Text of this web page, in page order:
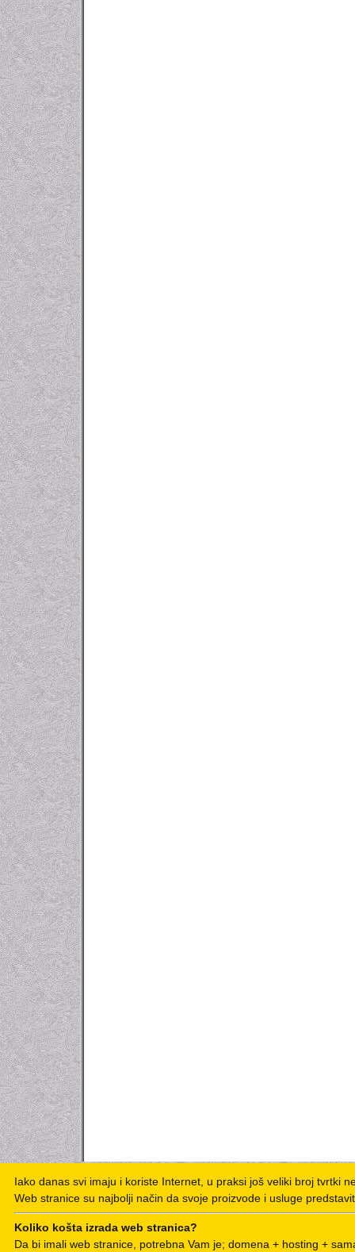
Iako danas svi imaju i koriste Internet, u praksi još veliki broj tvrtki
Web stranice su najbolji način da svoje proizvode i usluge
Koliko košta izrada web stranica?
Da bi imali web stranice, potrebna Vam je; domena + hosting +